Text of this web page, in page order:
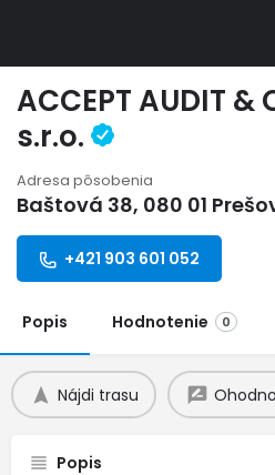
ACCEPT AUDIT &
s.r.o.
Adresa pôsobenia
Baštová 38, 080 01
+421 903 601 052
Popis Hodnotenie 0
Nájdi trasu
Popis